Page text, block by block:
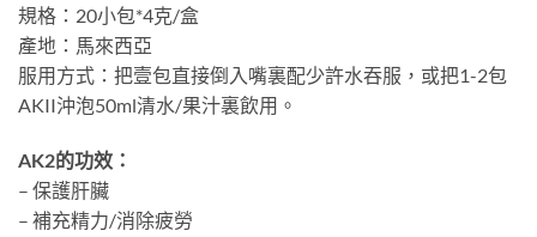
規格：20小包*4克/盒
產地：馬來西亞
服用方式：把壹包直接倒入嘴裏配少許水吞服，或把1-2包
AKII沖泡50ml清水/果汁裏飲用。
AK2的功效：
– 保護肝臟
– 補充精力/消除疲勞